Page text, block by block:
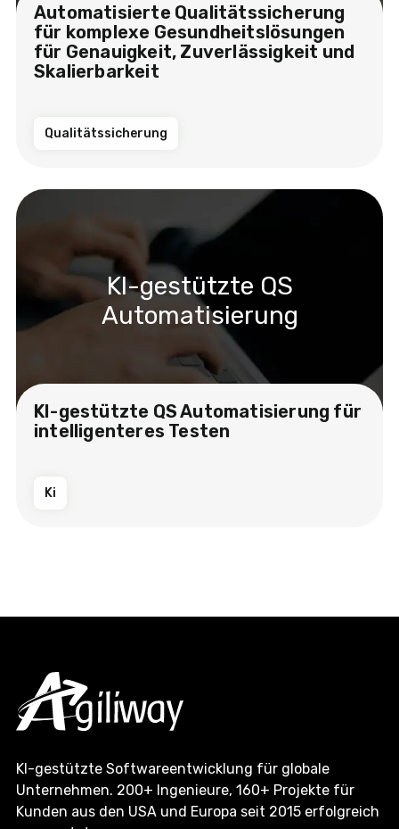
Automatisierte Qualitätssicherung
für komplexe Gesundheitslösungen
für Genauigkeit, Zuverlässigkeit und
Skalierbarkeit
Qualitätssicherung
KI-gestützte QS
Automatisierung
KI-gestützte QS Automatisierung für
intelligenteres Testen
Ki
KI-gestützte Softwareentwicklung für globale
Unternehmen. 200+ Ingenieure, 160+ Projekte für
Kunden aus den USA und Europa seit 2015 erfolgreich